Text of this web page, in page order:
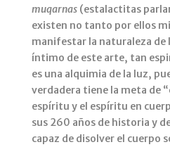
muqarnas(estalactitas
existen no tanto por ellos
manifestar la naturaleza de
íntimo de este arte, tan
es una alquimia de la luz,
verdadera tiene la meta de
espíritu y el espíritu en
sus 260 años de historia y
capaz de disolver el cuerpo